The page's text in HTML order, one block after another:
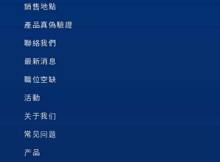
銷售地點
產品真偽驗證
聯絡我們
最新消息
職位空缺
活動
关于我们
常见问题
产品